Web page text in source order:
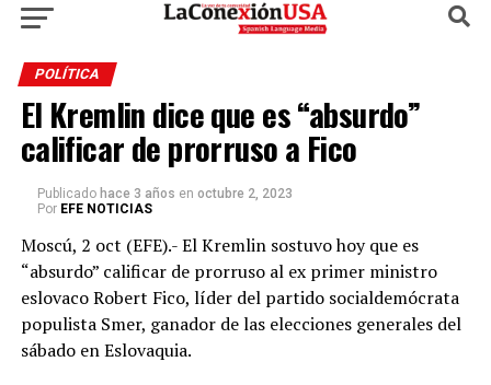
POLÍTICA
El Kremlin dice que es “absurdo”
calificar de prorruso a Fico
Publicado hace 3 años en octubre 2, 2023
Por EFE NOTICIAS
Moscú, 2 oct (EFE).- El Kremlin sostuvo hoy que es
“absurdo” calificar de prorruso al ex primer ministro
eslovaco Robert Fico, líder del partido socialdemócrata
populista Smer, ganador de las elecciones generales del
sábado en Eslovaquia.